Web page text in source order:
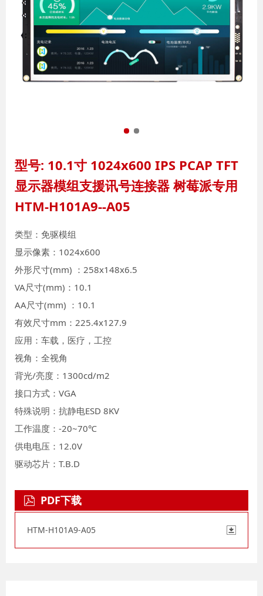
型号: 10.1寸 1024x600 IPS PCAP TFT
显示器模组支援讯号连接器 树莓派专用
HTM-H101A9--A05
类型：免驱模组
显示像素：1024x600
外形尺寸(mm) ：258x148x6.5
VA尺寸(mm)：10.1
AA尺寸(mm) ：10.1
有效尺寸mm：225.4x127.9
应用：车载，医疗，工控
视角：全视角
背光/亮度：1300cd/m2
接口方式：VGA
特殊说明：抗静电ESD 8KV
工作温度：-20~70℃
供电电压：12.0V
驱动芯片：T.B.D
PDF下载
HTM-H101A9-A05